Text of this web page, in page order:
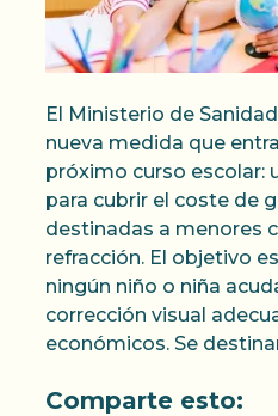
El Ministerio de
nueva medida que
próximo curso escolar:
para cubrir el coste de
destinadas a menores
refracción. El objetivo
ningún niño o niña
corrección visual
económicos. Se
Comparte esto: